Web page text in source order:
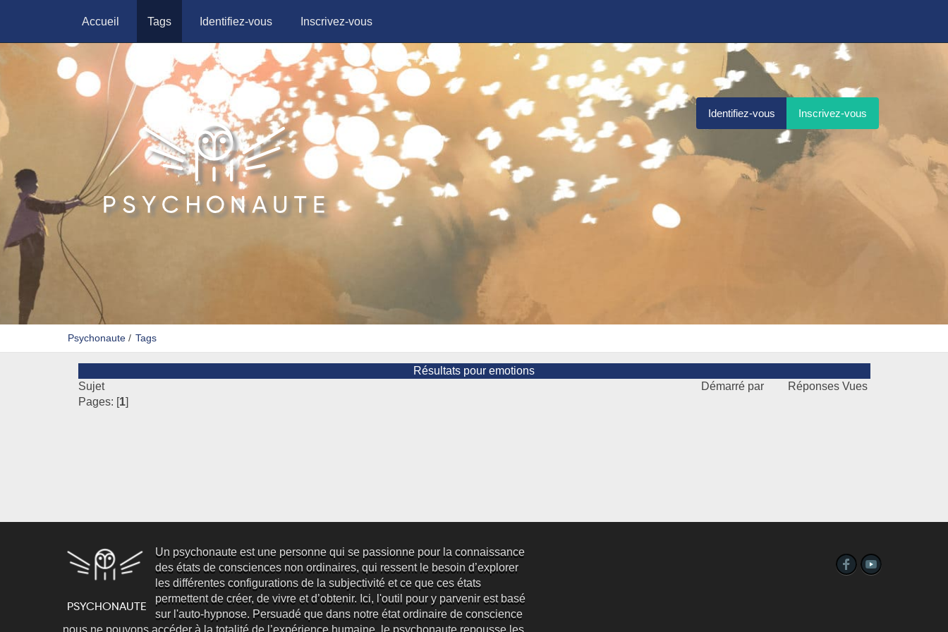
Accueil Tags Identifiez-vous Inscrivez-vous
Identifiez-vous Inscrivez-vous
Psychonaute/ Tags
Résultats pour emotions
Sujet
Démarré par Réponses Vues
Pages: [1]
Un psychonaute est une personne qui se passionne pour la connaissance
des états de consciences non ordinaires, qui ressent le besoin d’explorer
les différentes configurations de la subjectivité et ce que ces états
permettent de créer, de vivre et d’obtenir. Ici, l'outil pour y parvenir est basé
sur l'auto-hypnose. Persuadé que dans notre état ordinaire de conscience
nous ne pouvons accéder à la totalité de l’expérience humaine, le psychonaute repousse les